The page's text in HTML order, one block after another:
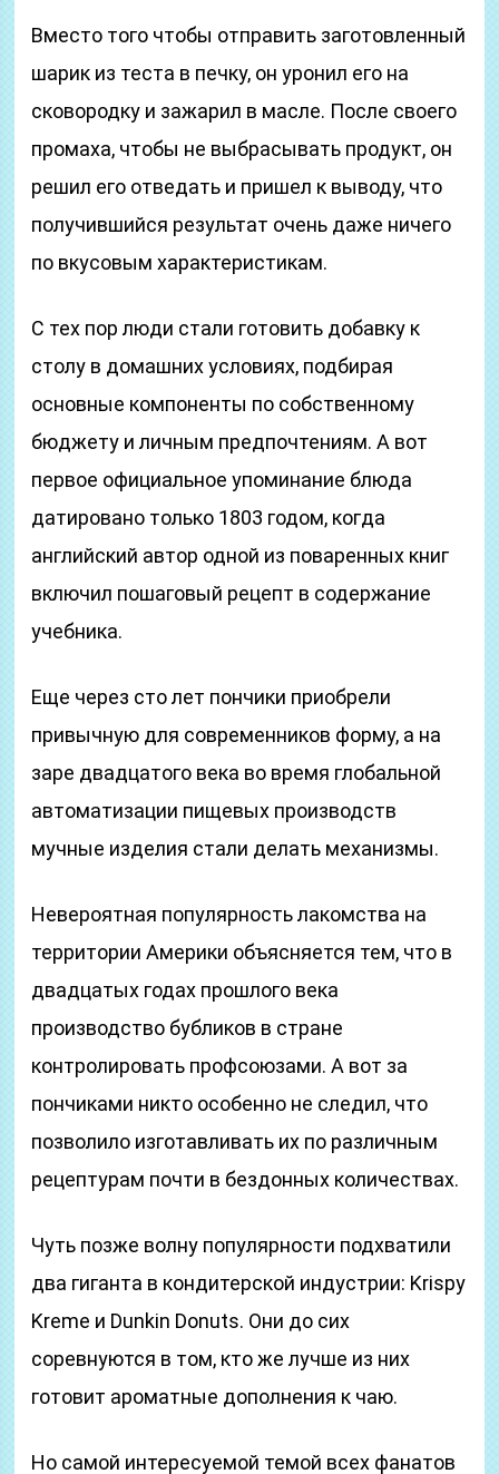
Вместо того чтобы отправить заготовленный
шарик из теста в печку, он уронил его на
сковородку и зажарил в масле. После своего
промаха, чтобы не выбрасывать продукт, он
решил его отведать и пришел к выводу, что
получившийся результат очень даже ничего
по вкусовым характеристикам.
С тех пор люди стали готовить добавку к
столу в домашних условиях, подбирая
основные компоненты по собственному
бюджету и личным предпочтениям. А вот
первое официальное упоминание блюда
датировано только 1803 годом, когда
английский автор одной из поваренных книг
включил пошаговый рецепт в содержание
учебника.
Еще через сто лет пончики приобрели
привычную для современников форму, а на
заре двадцатого века во время глобальной
автоматизации пищевых производств
мучные изделия стали делать механизмы.
Невероятная популярность лакомства на
территории Америки объясняется тем, что в
двадцатых годах прошлого века
производство бубликов в стране
контролировать профсоюзами. А вот за
пончиками никто особенно не следил, что
позволило изготавливать их по различным
рецептурам почти в бездонных количествах.
Чуть позже волну популярности подхватили
два гиганта в кондитерской индустрии: Krispy
Kreme и Dunkin Donuts. Они до сих
соревнуются в том, кто же лучше из них
готовит ароматные дополнения к чаю.
Но самой интересуемой темой всех фанатов